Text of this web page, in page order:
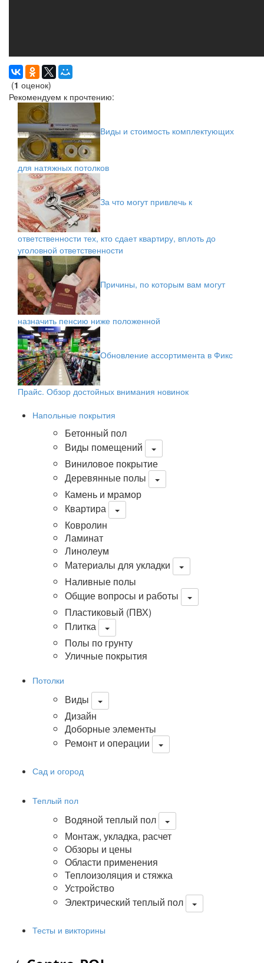
(1 оценок)
Рекомендуем к прочтению:
Виды и стоимость комплектующих
для натяжных потолков
За что могут привлечь к
ответственности тех, кто сдает квартиру, вплоть до
уголовной ответственности
Причины, по которым вам могут
назначить пенсию ниже положенной
Обновление ассортимента в Фикс
Прайс. Обзор достойных внимания новинок
Напольные покрытия
Бетонный пол
Виды помещений
Виниловое покрытие
Деревянные полы
Камень и мрамор
Квартира
Ковролин
Ламинат
Линолеум
Материалы для укладки
Наливные полы
Общие вопросы и работы
Пластиковый (ПВХ)
Плитка
Полы по грунту
Уличные покрытия
Потолки
Виды
Дизайн
Доборные элементы
Ремонт и операции
Сад и огород
Теплый пол
Водяной теплый пол
Монтаж, укладка, расчет
Обзоры и цены
Области применения
Теплоизоляция и стяжка
Устройство
Электрический теплый пол
Тесты и викторины